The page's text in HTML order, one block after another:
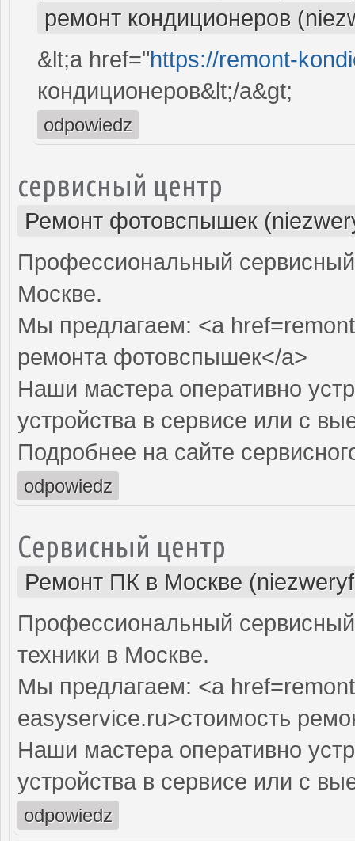
ремонт кондиционеров
&lt;a href="https://remont-
кондиционеров&lt;/a&gt;
odpowiedz
сервисный центр
Ремонт фотовспышек
Профессиональный
Москве.
Мы предлагаем: <a
ремонта фотовспышек</a>
Наши мастера оперативно
устройства в сервисе или с
Подробнее на сайте
odpowiedz
Сервисный центр
Ремонт ПК в Москве
Профессиональный
техники в Москве.
Мы предлагаем: <a
easyservice.ru>стоимость
Наши мастера оперативно
устройства в сервисе или с
odpowiedz